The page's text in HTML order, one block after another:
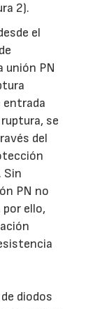
2).
el
unión PN
entrada
se
del
Sin
PN no
ello,
diodos